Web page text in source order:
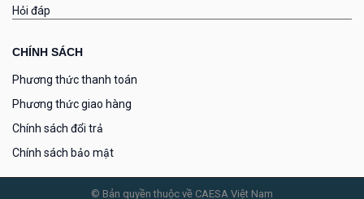
Hỏi đáp
CHÍNH SÁCH
Phương thức thanh toán
Phương thức giao hàng
Chính sách đổi trả
Chính sách bảo mật
© Bản quyền thuộc về CAESA Việt Nam